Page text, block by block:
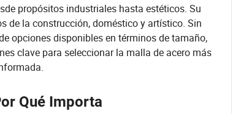
propósitos industriales hasta estéticos. Su
de la construcción, doméstico y artístico. Sin
opciones disponibles en términos de tamaño,
clave para seleccionar la malla de acero más
Qué Importa